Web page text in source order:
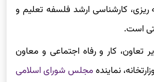
ریزی، کارشناسی ارشد فلسفه تعلیم و
است.
تعاون، کار و رفاه اجتماعی و معاون
نمایندهمجلس شورای اسلامی